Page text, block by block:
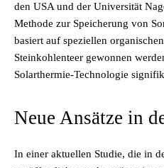
den USA und der Universität
Methode zur Speicherung von
basiert auf speziellen
Steinkohlenteer gewonnen
Solarthermie-Technologie
Neue Ansätze in
In einer aktuellen Studie, die in